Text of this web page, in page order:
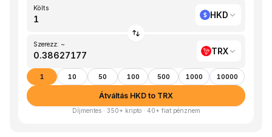
Költs
HKD
Szerezz: ~
TRX
1 10 50 100 500 1000 10000
Átváltás HKD to TRX
Díjmentes · 350+ kripto · 40+ fiat pénznem